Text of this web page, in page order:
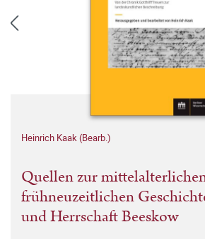
Heinrich Kaak (Bearb.)
Quellen zur
frühneuzeitlichen
und Herrschaft Beeskow